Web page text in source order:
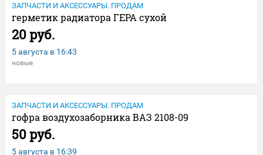
ЗАПЧАСТИ И АКСЕССУАРЫ. ПРОДАМ
герметик радиатора ГЕРА сухой
20 руб.
5 августа в 16:43
новые
ЗАПЧАСТИ И АКСЕССУАРЫ. ПРОДАМ
гофра воздухозаборника ВАЗ 2108-09
50 руб.
5 августа в 16:39